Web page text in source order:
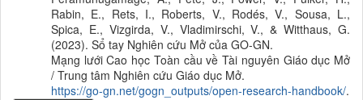
Rabin, E., Rets, I., Roberts, V., Rodés, V., Sousa, L.,
Spica, E., Vizgirda, V., Vladimirschi, V., & Witthaus, G.
(2023). Sổ tay Nghiên cứu Mở của GO-GN.
Mạng lưới Cao học Toàn cầu về Tài nguyên Giáo dục Mở
/ Trung tâm Nghiên cứu Giáo dục Mở.
https://go-gn.net/gogn_outputs/open-research-handbook/.